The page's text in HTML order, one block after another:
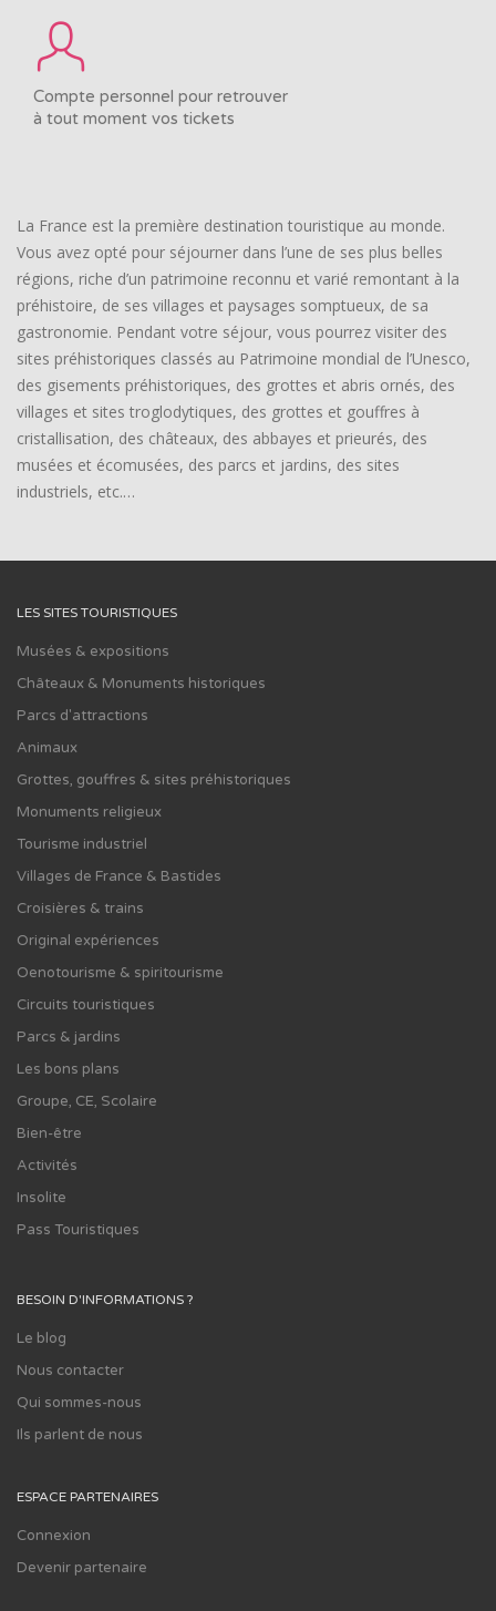
Compte personnel pour retrouver
à tout moment vos tickets
La France est la première destination touristique au monde.
Vous avez opté pour séjourner dans l’une de ses plus belles
régions, riche d’un patrimoine reconnu et varié remontant à la
préhistoire, de ses villages et paysages somptueux, de sa
gastronomie. Pendant votre séjour, vous pourrez visiter des
sites préhistoriques classés au Patrimoine mondial de l’Unesco,
des gisements préhistoriques, des grottes et abris ornés, des
villages et sites troglodytiques, des grottes et gouffres à
cristallisation, des châteaux, des abbayes et prieurés, des
musées et écomusées, des parcs et jardins, des sites
industriels, etc.…
LES SITES TOURISTIQUES
Musées & expositions
Châteaux & Monuments historiques
Parcs d'attractions
Animaux
Grottes, gouffres & sites préhistoriques
Monuments religieux
Tourisme industriel
Villages de France & Bastides
Croisières & trains
Original expériences
Oenotourisme & spiritourisme
Circuits touristiques
Parcs & jardins
Les bons plans
Groupe, CE, Scolaire
Bien-être
Activités
Insolite
Pass Touristiques
BESOIN D'INFORMATIONS ?
Le blog
Nous contacter
Qui sommes-nous
Ils parlent de nous
ESPACE PARTENAIRES
Connexion
Devenir partenaire